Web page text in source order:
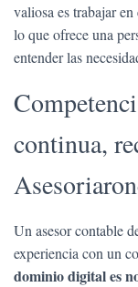
valiosa es trabajar
lo que ofrece una
entender las
continua,
Un asesor contable
experiencia con un
dominio digital es